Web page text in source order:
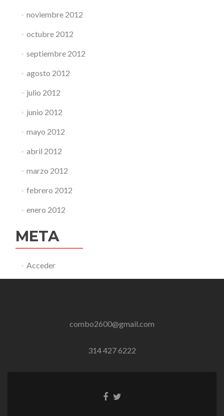
noviembre 2012
octubre 2012
septiembre 2012
agosto 2012
julio 2012
junio 2012
mayo 2012
abril 2012
marzo 2012
febrero 2012
enero 2012
META
Acceder
combo2600@gmail.com
314 427 6222
EnlaceEnlace